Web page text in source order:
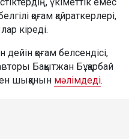
үкіметтік емес
қоғам қайраткерлері,
кіреді.
дейін қоғам белсендісі,
Бақытжан Бұқарбай
шыққанын мәлімдеді.